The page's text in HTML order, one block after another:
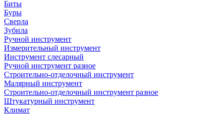
Биты
Буры
Сверла
Зубила
Ручной инструмент
Измерительный инструмент
Инструмент слесарный
Ручной инструмент разное
Строительно-отделочный инструмент
Малярный инструмент
Строительно-отделочный инструмент разное
Штукатурный инструмент
Климат